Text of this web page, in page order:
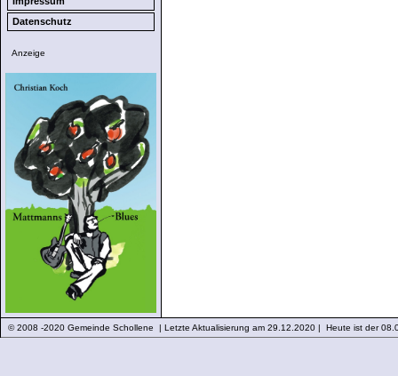
Datenschutz
Anzeige
© 2008 -2020 Gemeinde Schollene | Letzte Aktualisierung am 29.12.2020 | Heute ist der